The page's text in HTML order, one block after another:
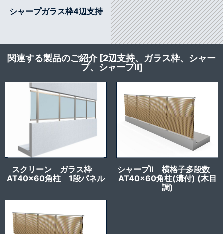
シャープガラス枠4辺支持
関連する製品のご紹介 [2辺支持、ガラス枠、シャー
プ、シャープⅡ]
スクリーン ガラス枠
AT40x60角柱 1段パネル
シャープⅡ 横格子多段数
AT40x60角柱(溝付) (木目
調)